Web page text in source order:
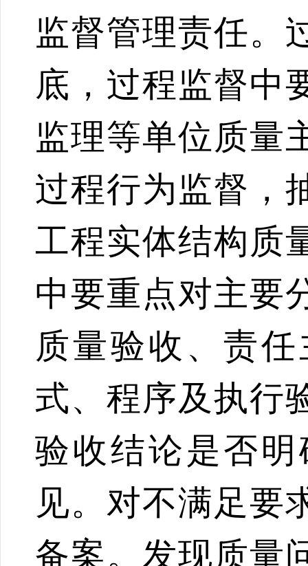
监督管理责任。
底，过程监督中
监理等单位质量
过程行为监督，
工程实体结构质
中要重点对主要
质量验收、责
式、程序及执行
验收结论是否
见。对不满足要
备案。发现质量